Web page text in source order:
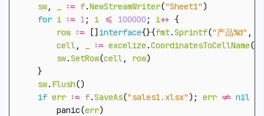
sw, := f.NewStreamWriter("Sheet1")
for i := 1 ; i <= 100000 ; i++ {
row := [] interface{}{fmt.Sprintf("产品%d" ,
cell, := excelize .CoordinatesToCellName(
sw.SetRow(cell, row)
}
sw. Flush()
if err := f.SaveAs("sales1.xlsx"); err != nil
panic(err)